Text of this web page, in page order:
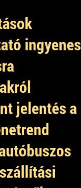
ingyenes
jelentés a